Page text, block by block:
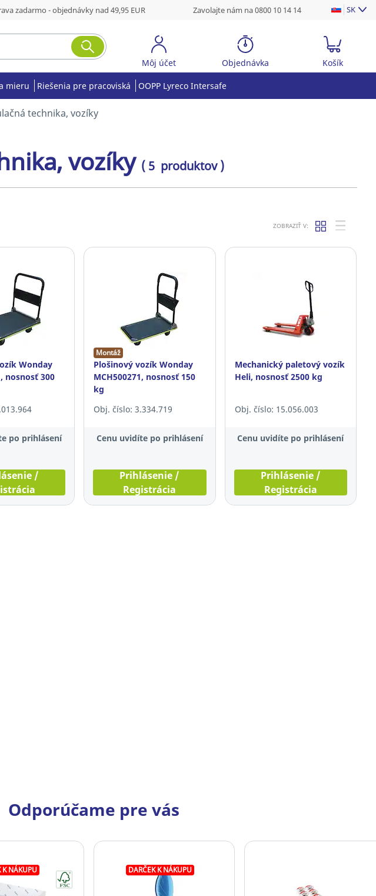
zadarmo - objednávky nad 49,95 EUR Zavolajte nám na 0800 10 14 14 SK
Môj účet Objednávka Košík
mieru Riešenia pre pracoviská OOPP Lyreco Intersafe
technika, vozíky
vozíky ( 5 produktov )
ZOBRAZIŤ V:
Wonday
nosnosť 300
po prihlásení
/
Montáž
Plošinový vozík Wonday
MCH500271, nosnosť 150
kg
Obj. číslo: 3.334.719
Cenu uvidíte po prihlásení
Prihlásenie /
Registrácia
Mechanický paletový vozík
Heli, nosnosť 2500 kg
Obj. číslo: 15.056.003
Cenu uvidíte po prihlásení
Prihlásenie /
Registrácia
Odporúčame pre vás
K NÁKUPU DARČEK K NÁKUPU